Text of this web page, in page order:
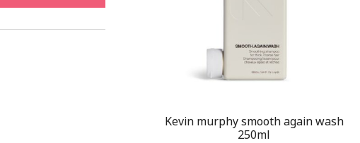
Kevin murphy smooth again wash
250ml